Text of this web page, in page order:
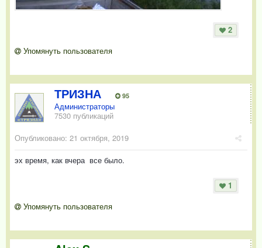
2
Упомянуть пользователя
ТРИЗНА 95
Администраторы
7530 публикаций
Опубликовано: 21 октября, 2019
эх время, как вчера все было.
1
Упомянуть пользователя